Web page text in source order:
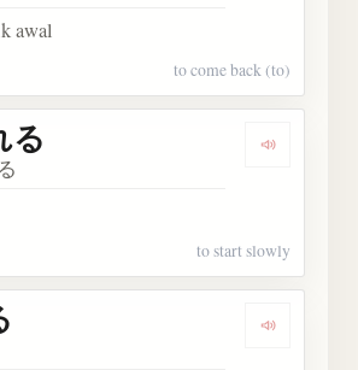
awal
to come back (to)
る
to start slowly